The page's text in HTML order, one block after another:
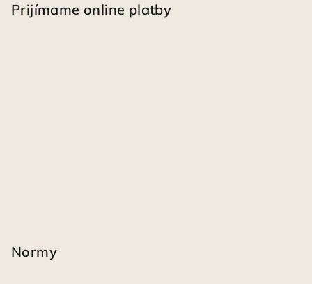
Prijímame online platby
Normy